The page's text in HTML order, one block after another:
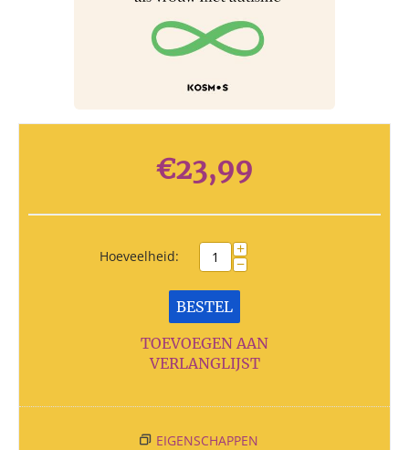
€23,99
Hoeveelheid: +
−
BESTEL
TOEVOEGEN AAN
VERLANGLIJST
EIGENSCHAPPEN